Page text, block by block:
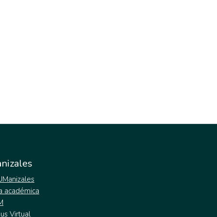
académica
Virtual